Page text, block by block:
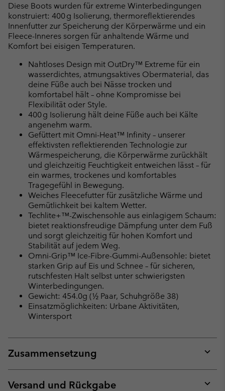
Diese Boots wurden für extreme Winterbedingungen
konstruiert: 400 g Isolierung, thermoreflektierendes
Innenfutter zur Speicherung der Körperwärme und ein
Fleece-Inneres sorgen für anhaltende Wärme und
Komfort bei eisigen Temperaturen.
Nahtloses Design mit OutDry™ Extreme für ein
wasserdichtes, atmungsaktives Obermaterial, das
deine Füße auch bei Nässe trocken und
komfortabel hält – ohne Kompromisse bei
Flexibilität oder Style.
400 g Isolierung hält deine Füße auch bei Kälte
angenehm warm.
Gefüttert mit Omni-Heat™ Infinity – unserer
effektivsten reflektierenden Technologie zur
Wärmespeicherung, die Körperwärme zurückhält
und gleichzeitig Feuchtigkeit entweichen lässt – für
ein warmes, trockenes und komfortables
Tragegefühl in Bewegung.
Weiches Fleecefutter für zusätzliche Wärme und
Gemütlichkeit bei kaltem Wetter.
Techlite+™-Zwischensohle aus einlagigem Schaum:
bietet reaktionsfreudige Dämpfung unter dem Fuß
und sorgt gleichzeitig für hohen Komfort und
Stabilität auf jedem Weg.
Omni-Grip™ Ice-Fibre-Gummi-Außensohle: bietet
starken Grip auf Eis und Schnee – für sicheren,
rutschfesten Halt selbst unter schwierigsten
Winterbedingungen.
Gewicht: 454.0g (½ Paar, Schuhgröße 38)
Einsatzmöglichkeiten: Urbane Aktivitäten,
Wintersport
Zusammensetzung
or
Versand und Rückgabe